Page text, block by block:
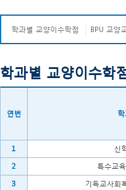
학과별 교양이수학점 BPU 교양
학과별 교양이수학
연번
1
신
2
특수교
3
기독교사회